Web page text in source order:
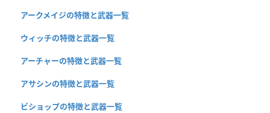
アークメイジの特徴と武器一覧
ウィッチの特徴と武器一覧
アーチャーの特徴と武器一覧
アサシンの特徴と武器一覧
ビショップの特徴と武器一覧